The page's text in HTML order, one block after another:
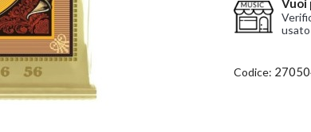
Vuoi
Codice: